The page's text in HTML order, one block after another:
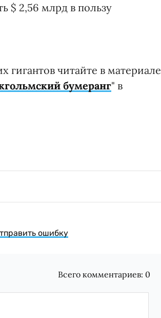
$ 2,56 млрд в пользу
гигантов читайте в материале
бумеранг" в
ошибку
Всего комментариев: 0